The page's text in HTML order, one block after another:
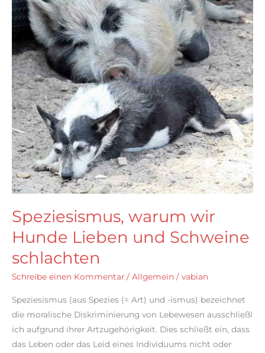
Speziesismus, warum wir
Hunde Lieben und Schweine
schlachten
Schreibe einen Kommentar / Allgemein / vabian
Speziesismus (aus Spezies (= Art) und -ismus) bezeichnet
die moralische Diskriminierung von Lebewesen ausschließl
ich aufgrund ihrer Artzugehörigkeit. Dies schließt ein, dass
das Leben oder das Leid eines Individuums nicht oder